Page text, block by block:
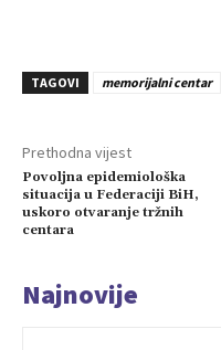
TAGOVI memorijalni centar
Prethodna vijest
Povoljna epidemiološka
situacija u Federaciji BiH,
uskoro otvaranje tržnih
centara
Najnovije